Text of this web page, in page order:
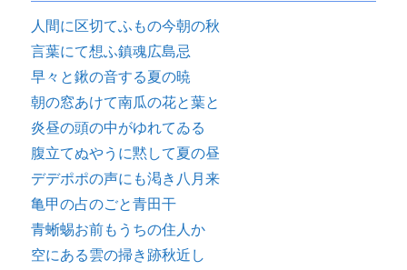
人間に区切てふもの今朝の秋
言葉にて想ふ鎮魂広島忌
早々と鍬の音する夏の暁
朝の窓あけて南瓜の花と葉と
炎昼の頭の中がゆれてゐる
腹立てぬやうに黙して夏の昼
デデポポの声にも渇き八月来
亀甲の占のごと青田干
青蜥蜴お前もうちの住人か
空にある雲の掃き跡秋近し